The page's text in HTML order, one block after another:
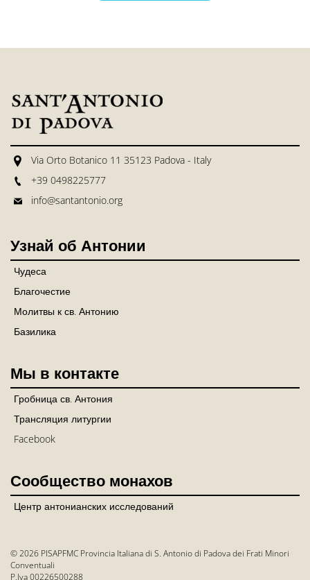
Via Orto Botanico 11 35123 Padova - Italy
+39 0498225777
info@santantonio.org
Узнай об Антонии
Чудеса
Благочестие
Молитвы к св. Антонию
Базилика
Мы в контакте
Гробница св. Антония
Трансляция литургии
Facebook
Сообщество монахов
Центр антонианских исследований
© 2026 PISAPFMC Provincia Italiana di S. Antonio di Padova dei Frati Minori
Conventuali
P.Iva 00226500288